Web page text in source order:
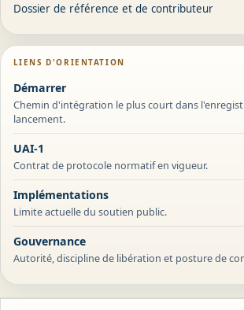
Dossier de référence et de contributeur
LIENS D'ORIENTATION
Démarrer
Chemin d'intégration le plus court dans
lancement.
UAI-1
Contrat de protocole normatif en vigueur.
Implémentations
Limite actuelle du soutien public.
Gouvernance
Autorité, discipline de libération et posture de